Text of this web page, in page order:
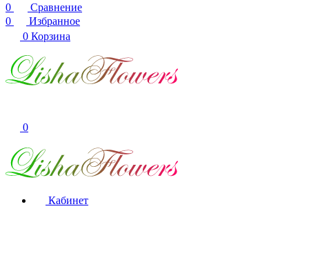
0
Сравнение
0
Избранное
0 Корзина
0
Кабинет